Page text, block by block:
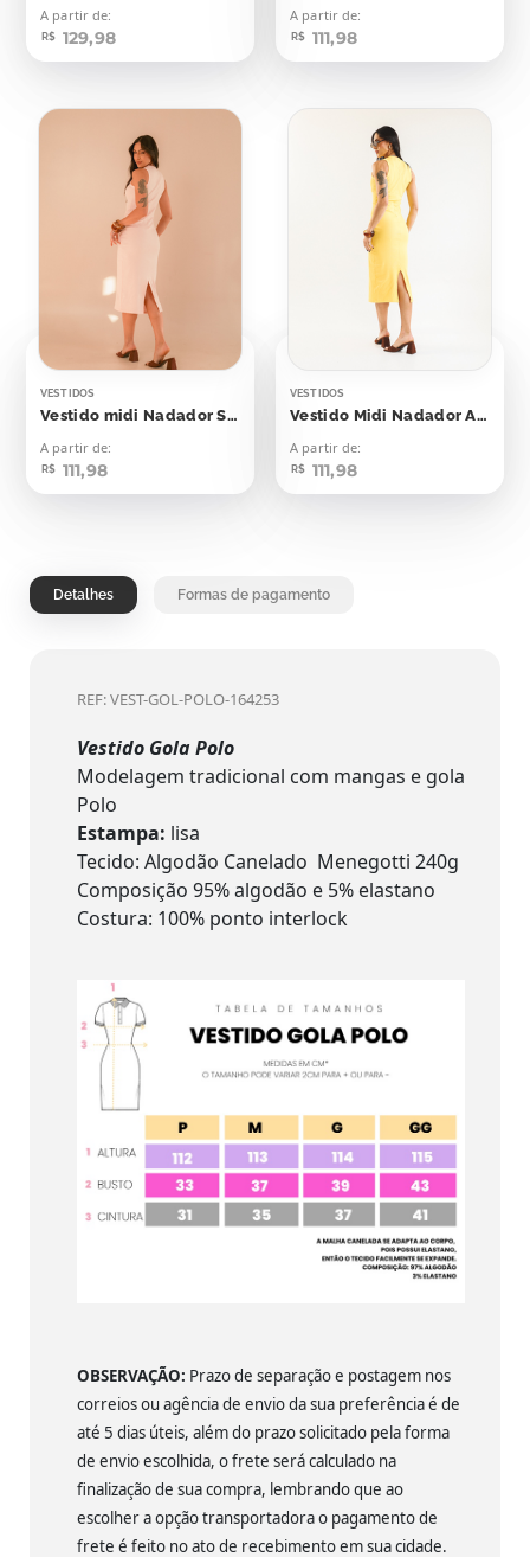
A partir de:
R$ 129,98
A partir de:
R$ 111,98
VESTIDOS
Vestido midi Nadador Soft Peach
A partir de:
R$ 111,98
VESTIDOS
Vestido Midi Nadador Amarelo Emoji
A partir de:
R$ 111,98
Detalhes Formas de pagamento
REF: VEST-GOL-POLO-164253
Vestido Gola Polo
Modelagem tradicional com mangas e gola
Polo
Estampa: lisa
Tecido: Algodão Canelado Menegotti 240g
Composição 95% algodão e 5% elastano
Costura: 100% ponto interlock
OBSERVAÇÃO: Prazo de separação e postagem nos
correios ou agência de envio da sua preferência é de
até 5 dias úteis, além do prazo solicitado pela forma
de envio escolhida, o frete será calculado na
finalização de sua compra, lembrando que ao
escolher a opção transportadora o pagamento de
frete é feito no ato de recebimento em sua cidade.